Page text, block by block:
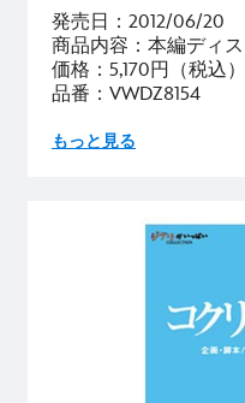
発売日：2012/06/20
商品内容：本編ディ
価格：5,170円（税込）
品番：VWDZ8154
もっと見る